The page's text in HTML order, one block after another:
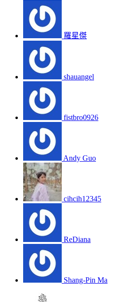
羅星傑
shauangel
fistbro0926
Andy Guo
cihcih12345
ReDiana
Shang-Pin Ma